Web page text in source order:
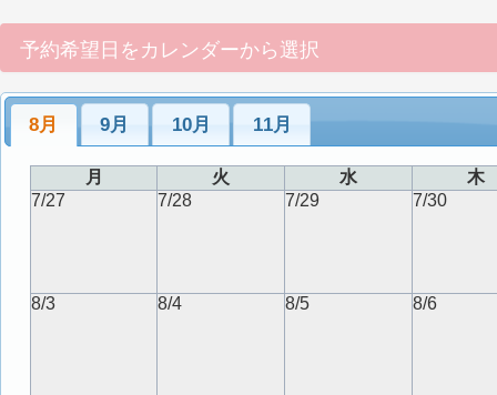
予約希望日をカレンダーから選択
8月 9月 10月 11月
月 火 水
木
7/27
7/28 7/29 7/30
8/3 8/4 8/5 8/6